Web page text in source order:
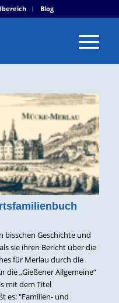
Blog
bisschen Geschichte und
sie ihren Bericht über die
für Merlau durch die
die „Gießener Allgemeine“
mit dem Titel
es: "Familien- und